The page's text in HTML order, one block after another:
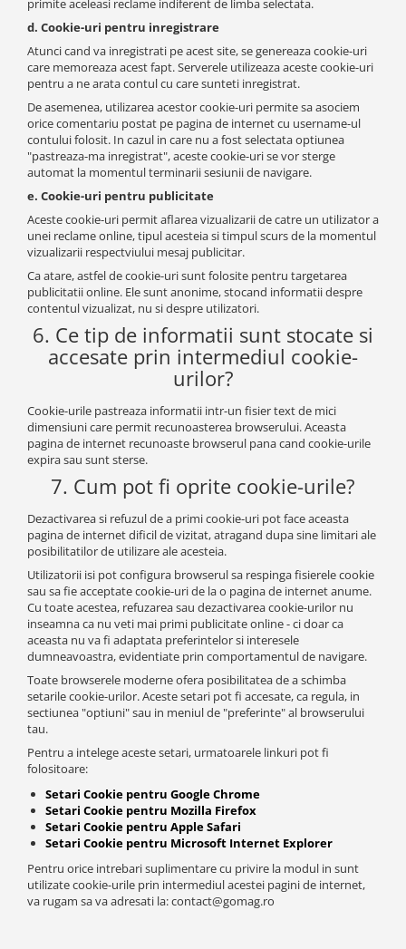
primite aceleasi reclame indiferent de limba selectata.
d. Cookie-uri pentru inregistrare
Atunci cand va inregistrati pe acest site, se genereaza cookie-uri
care memoreaza acest fapt. Serverele utilizeaza aceste cookie-uri
pentru a ne arata contul cu care sunteti inregistrat.
De asemenea, utilizarea acestor cookie-uri permite sa asociem
orice comentariu postat pe pagina de internet cu username-ul
contului folosit. In cazul in care nu a fost selectata optiunea
"pastreaza-ma inregistrat", aceste cookie-uri se vor sterge
automat la momentul terminarii sesiunii de navigare.
e. Cookie-uri pentru publicitate
Aceste cookie-uri permit aflarea vizualizarii de catre un utilizator a
unei reclame online, tipul acesteia si timpul scurs de la momentul
vizualizarii respectviului mesaj publicitar.
Ca atare, astfel de cookie-uri sunt folosite pentru targetarea
publicitatii online. Ele sunt anonime, stocand informatii despre
contentul vizualizat, nu si despre utilizatori.
6. Ce tip de informatii sunt stocate si
accesate prin intermediul cookie-
urilor?
Cookie-urile pastreaza informatii intr-un fisier text de mici
dimensiuni care permit recunoasterea browserului. Aceasta
pagina de internet recunoaste browserul pana cand cookie-urile
expira sau sunt sterse.
7. Cum pot fi oprite cookie-urile?
Dezactivarea si refuzul de a primi cookie-uri pot face aceasta
pagina de internet dificil de vizitat, atragand dupa sine limitari ale
posibilitatilor de utilizare ale acesteia.
Utilizatorii isi pot configura browserul sa respinga fisierele cookie
sau sa fie acceptate cookie-uri de la o pagina de internet anume.
Cu toate acestea, refuzarea sau dezactivarea cookie-urilor nu
inseamna ca nu veti mai primi publicitate online - ci doar ca
aceasta nu va fi adaptata preferintelor si interesele
dumneavoastra, evidentiate prin comportamentul de navigare.
Toate browserele moderne ofera posibilitatea de a schimba
setarile cookie-urilor. Aceste setari pot fi accesate, ca regula, in
sectiunea "optiuni" sau in meniul de "preferinte" al browserului
tau.
Pentru a intelege aceste setari, urmatoarele linkuri pot fi
folositoare:
Setari Cookie pentru Google Chrome
Setari Cookie pentru Mozilla Firefox
Setari Cookie pentru Apple Safari
Setari Cookie pentru Microsoft Internet Explorer
Pentru orice intrebari suplimentare cu privire la modul in sunt
utilizate cookie-urile prin intermediul acestei pagini de internet,
va rugam sa va adresati la:contact@gomag.ro